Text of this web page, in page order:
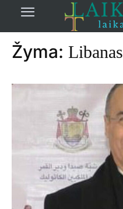
žymos Libanas
Žyma: Libanas